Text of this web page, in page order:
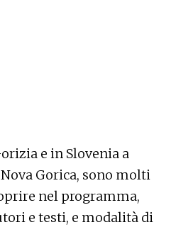
e in Slovenia a
Gorica, sono molti
nel programma,
e testi, e modalità di